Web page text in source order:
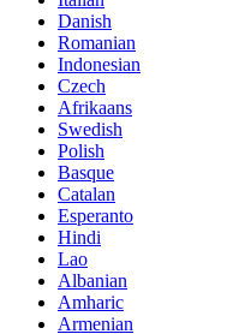
Danish
Romanian
Indonesian
Czech
Afrikaans
Swedish
Polish
Basque
Catalan
Esperanto
Hindi
Lao
Albanian
Amharic
Armenian